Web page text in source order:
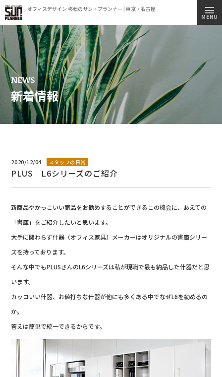
オフィスデザイン 移転のサン・プランナー | 東京・名古屋
新着情報
プライバシーポリシー
トップページ
施工実績
事業内容
コンセプト
会社情報
ビルオーナー様へ
MENU
NEWS
新着情報
2020/12/04 スタッフの日常
PLUS L6シリーズのご紹介
新商品やかっこいい商品をお勧めすることができるこの機会に、あえての
「書庫」をご紹介したいと思います。
大手に関わらず什器（オフィス家具）メーカーはオリジナルの書庫シリー
ズを持っております。
そんな中でもPLUSさんのL6シリーズは私が現職で最も納品した什器だと思
います。
カッコいい什器、お値打ちな什器が他にも多くある中でなぜL6を勧めるの
か。
答えは簡単で統一できるからです。